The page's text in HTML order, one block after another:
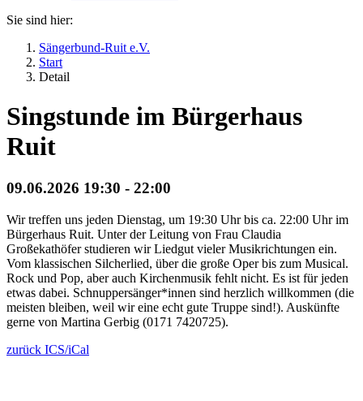
Sie sind hier:
Sängerbund-Ruit e.V.
Start
Detail
Singstunde im Bürgerhaus
Ruit
09.06.2026 19:30 - 22:00
Wir treffen uns jeden Dienstag, um 19:30 Uhr bis ca. 22:00 Uhr im
Bürgerhaus Ruit. Unter der Leitung von Frau Claudia
Großekathöfer studieren wir Liedgut vieler Musikrichtungen ein.
Vom klassischen Silcherlied, über die große Oper bis zum Musical.
Rock und Pop, aber auch Kirchenmusik fehlt nicht. Es ist für jeden
etwas dabei. Schnuppersänger*innen sind herzlich willkommen (die
meisten bleiben, weil wir eine echt gute Truppe sind!). Auskünfte
gerne von Martina Gerbig (0171 7420725).
zurück ICS/iCal